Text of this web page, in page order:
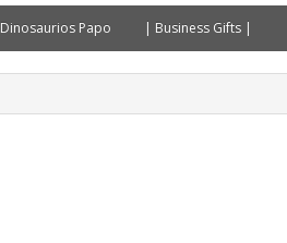
Dinosaurios Papo | Business Gifts |